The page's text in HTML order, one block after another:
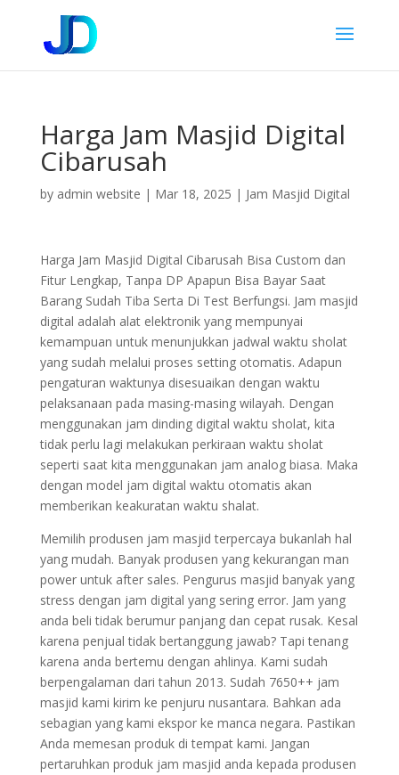
Harga Jam Masjid Digital
Cibarusah
by admin website | Mar 18, 2025 | Jam Masjid Digital
Harga Jam Masjid Digital Cibarusah Bisa Custom dan
Fitur Lengkap, Tanpa DP Apapun Bisa Bayar Saat
Barang Sudah Tiba Serta Di Test Berfungsi. Jam masjid
digital adalah alat elektronik yang mempunyai
kemampuan untuk menunjukkan jadwal waktu sholat
yang sudah melalui proses setting otomatis. Adapun
pengaturan waktunya disesuaikan dengan waktu
pelaksanaan pada masing-masing wilayah. Dengan
menggunakan jam dinding digital waktu sholat, kita
tidak perlu lagi melakukan perkiraan waktu sholat
seperti saat kita menggunakan jam analog biasa. Maka
dengan model jam digital waktu otomatis akan
memberikan keakuratan waktu shalat.
Memilih produsen jam masjid terpercaya bukanlah hal
yang mudah. Banyak produsen yang kekurangan man
power untuk after sales. Pengurus masjid banyak yang
stress dengan jam digital yang sering error. Jam yang
anda beli tidak berumur panjang dan cepat rusak. Kesal
karena penjual tidak bertanggung jawab? Tapi tenang
karena anda bertemu dengan ahlinya. Kami sudah
berpengalaman dari tahun 2013. Sudah 7650++ jam
masjid kami kirim ke penjuru nusantara. Bahkan ada
sebagian yang kami ekspor ke manca negara. Pastikan
Anda memesan produk di tempat kami. Jangan
pertaruhkan produk jam masjid anda kepada produsen